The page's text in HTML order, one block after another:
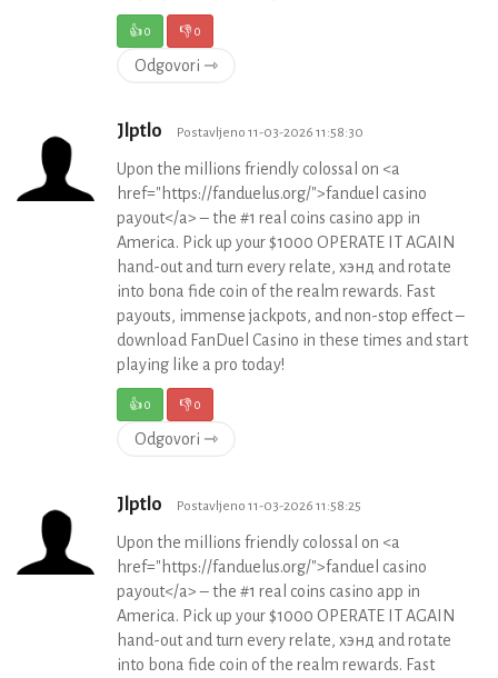
👍0 👎0
Odgovori ⇾
Jlptlo Postavljeno 11-03-2026 11:58:30
Upon the millions friendly colossal on <a
href="https://fanduelus.org/">fanduel casino
payout</a> – the #1 real coins casino app in
America. Pick up your $1000 OPERATE IT AGAIN
hand-out and turn every relate, хэнд and rotate
into bona fide coin of the realm rewards. Fast
payouts, immense jackpots, and non-stop effect –
download FanDuel Casino in these times and start
playing like a pro today!
👍0 👎0
Odgovori ⇾
Jlptlo Postavljeno 11-03-2026 11:58:25
Upon the millions friendly colossal on <a
href="https://fanduelus.org/">fanduel casino
payout</a> – the #1 real coins casino app in
America. Pick up your $1000 OPERATE IT AGAIN
hand-out and turn every relate, хэнд and rotate
into bona fide coin of the realm rewards. Fast